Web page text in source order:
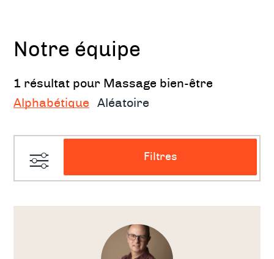
apaise et calme
soulage la douleur
améliore la digestion et réduit la
constipation
(hydratation)
Sur les plans sensoriel et psychomoteur :
Notre équipe
1 résultat pour Massage bien-être
Alphabétique
Aléatoire
Filtres
Voir